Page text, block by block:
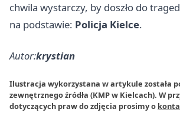
chwila wystarczy, by doszło do
na podstawie: Policja Kielce.
Autor:krystian
Ilustracja wykorzystana w artykule została
zewnętrznego źródła (KMP w Kielcach). W
dotyczących praw do zdjęcia prosimy o